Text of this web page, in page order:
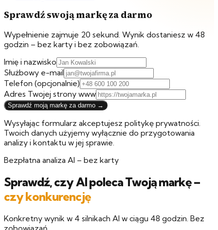
Sprawdź swoją markę za darmo
Wypełnienie zajmuje 20 sekund. Wynik dostaniesz w 48
godzin – bez karty i bez zobowiązań.
Imię i nazwisko
Służbowy e-mail
Telefon (opcjonalnie)
Adres Twojej strony www
Sprawdź moją markę za darmo →
Wysyłając formularz akceptujesz politykę prywatności.
Twoich danych użyjemy wyłącznie do przygotowania
analizy i kontaktu w jej sprawie.
Bezpłatna analiza AI – bez karty
Sprawdź, czy AI poleca Twoją markę –
czy konkurencję
Konkretny wynik w 4 silnikach AI w ciągu 48 godzin. Bez